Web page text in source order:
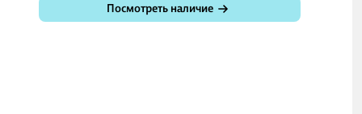
Посмотреть наличие